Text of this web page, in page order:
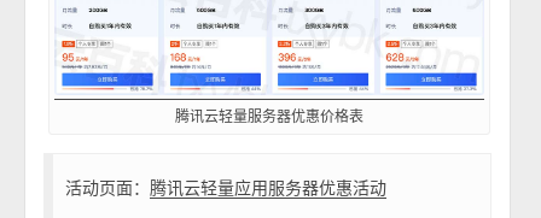
腾讯云轻量服务器优惠价格表
活动页面：腾讯云轻量应用服务器优惠活动